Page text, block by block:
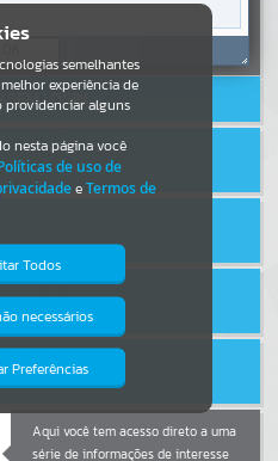
aguarde...
SEM LOGIN
Aqui você tem acesso direto a uma
série de informações de interesse
semelhantes
experiência de
providenciar alguns
nesta página você
de uso de
eTermos de
Todos
necessários
Preferências
recursos
não estar